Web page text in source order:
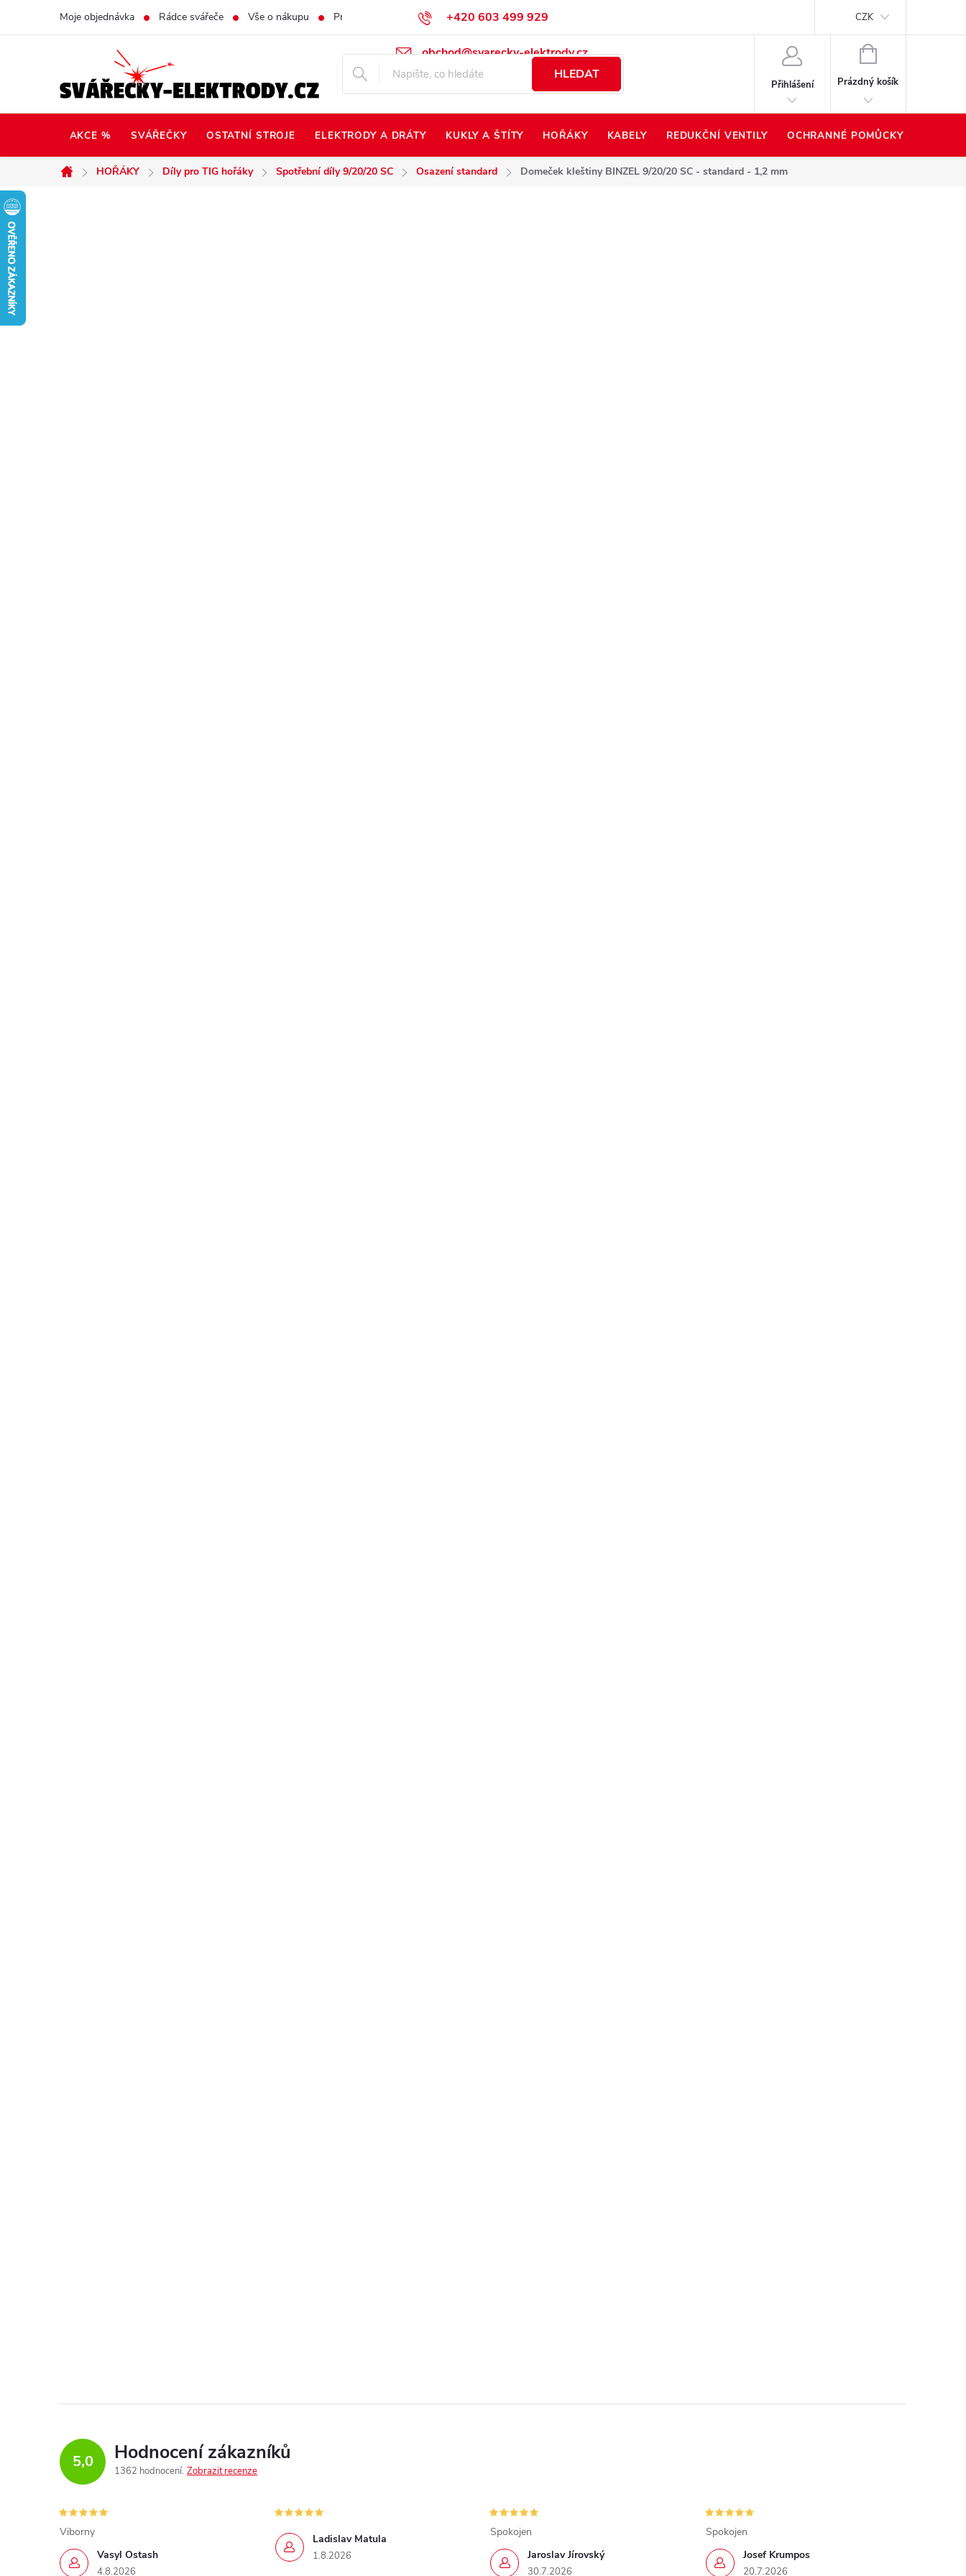
+420 603 499 929
obchod@svarecky-elektrody.cz
Moje objednávka Rádce svářeče Vše o nákupu Prodej na Slovensko Napište nám Kontakty Hodnocení obchodu
CZK
HLEDAT
Přihlášení
NÁKUPNÍ
KOŠÍK
Prázdný košík
AKCE % SVÁŘEČKY OSTATNÍ STROJE ELEKTRODY A DRÁTY KUKLY A ŠTÍTY HOŘÁKY KABELY REDUKČNÍ VENTILY OCHRANNÉ POMŮCKY
Domů
HOŘÁKY Díly pro TIG hořáky Spotřební díly 9/20/20 SC Osazení standard Domeček kleštiny BINZEL 9/20/20 SC - standard - 1,2 mm
5,0 Hodnocení zákazníků
1362 hodnocení Zobrazit recenze
Vasyl Ostash
4.8.2026
Viborny
Ladislav Matula
1.8.2026 Jaroslav Jírovský
30.7.2026
Spokojen
Josef Krumpos
20.7.2026
Spokojen